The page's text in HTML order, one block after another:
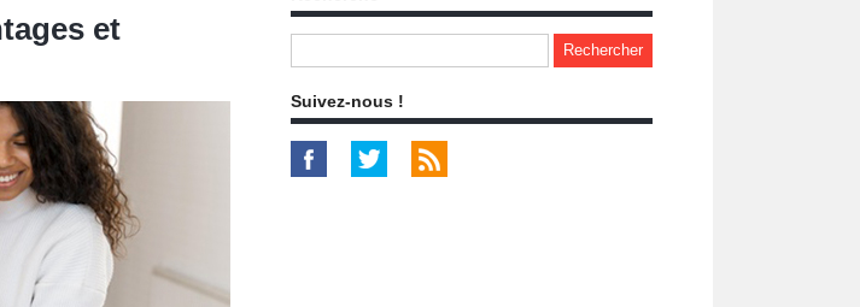
et
Suivez-nous !